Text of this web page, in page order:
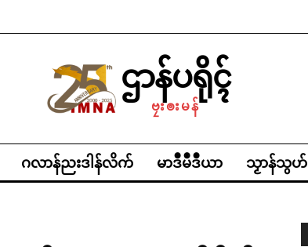
ဌာန်ပရိုၚ်
ဗၠးၜးမန်
ဂလာန်ညးဒါန်လိက် မာဒဳမဳဒဳယာ သၟာန်သွဟ်